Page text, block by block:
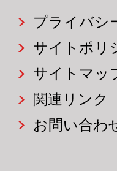
プライバシ
サイトポリ
サイトマッ
関連リンク
お問い合わ